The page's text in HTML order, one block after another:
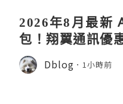
2026年8月最新
包！翔翼通訊優
點、蝴蝶wifi機教
Dblog 1小時前